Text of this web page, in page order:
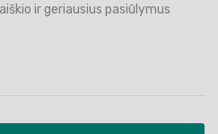
ir geriausius pasiūlymus